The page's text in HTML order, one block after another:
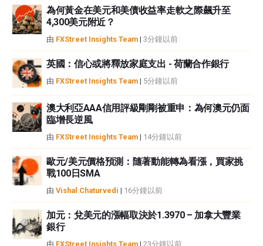
如果文章正文中沒有明確提到，在撰寫本文時，作者在本文中提到的任何股票
中都沒有頭寸，也沒有與文中提到的任何公司有業務關係。除了FXStreet，作
者沒有收到撰寫這篇文章的報酬。
性不作任何陳述。FXStreet和作者將不承擔任何錯誤，遺漏或任何損失，傷害
或損害由此資訊及其顯示或使用引起的。錯誤和遺漏除外。本文作者和
FXStreet並非註冊投資顧問，本文內容無意提供任何投資建議。
為何黃金在美元和美債收益率走軟之際飆升至
4,300美元附近？
由 FXStreet Insights Team | 3分鐘以前
英國：信心或將釋放家庭支出 - 荷蘭合作銀行
由 FXStreet Insights Team | 5分鐘以前
澳大利亞AAA信用評級剛剛被重申：為何澳元仍面
臨增長逆風
由 FXStreet Insights Team | 14分鐘以前
歐元/美元價格預測：隨著動能轉為看漲，買家挑
戰100日SMA
由 Vishal Chaturvedi | 16分鐘以前
加元：兌美元的漲幅取決於1.3970 – 加拿大豐業
銀行
由 FXStreet Insights Team | 23分鐘以前